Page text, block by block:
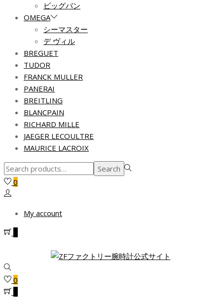
ビッグバン
OMEGA
シーマスター
デ ヴィル
BREGUET
TUDOR
FRANCK MULLER
PANERAI
BREITLING
BLANCPAIN
RICHARD MILLE
JAEGER LECOULTRE
MAURICE LACROIX
Search
for:>
Search
0
My account
0